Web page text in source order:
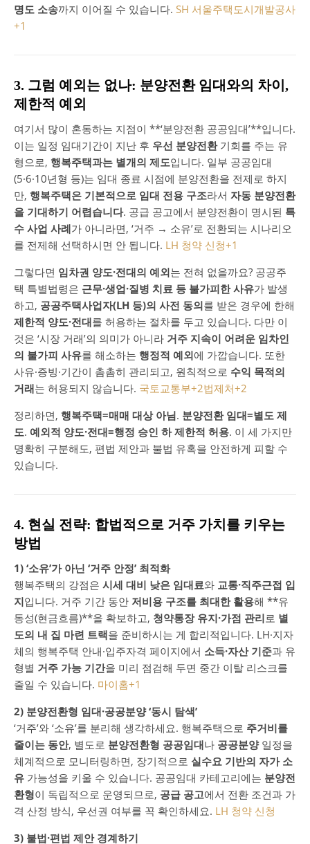
명도 소송까지 이어질 수 있습니다. SH 서울주택도시개발공사
+1
3. 그럼 예외는 없나: 분양전환 임대와의 차이,
제한적 예외
여기서 많이 혼동하는 지점이 **‘분양전환 공공임대’**입니다.
이는 일정 임대기간이 지난 후 우선 분양전환기회를 주는 유
형으로, 행복주택과는 별개의 제도입니다. 일부 공공임대
(5·6·10년형 등)는 임대 종료 시점에 분양전환을 전제로 하지
만, 행복주택은 기본적으로 임대 전용 구조라서 자동 분양전환
을 기대하기 어렵습니다. 공급 공고에서 분양전환이 명시된 특
수 사업 사례가 아니라면, ‘거주 → 소유’로 전환되는 시나리오
를 전제해 선택하시면 안 됩니다. LH 청약 신청+1
그렇다면 임차권 양도·전대의 예외는 전혀 없을까요? 공공주
택 특별법령은 근무·생업·질병 치료 등 불가피한 사유가 발생
하고, 공공주택사업자(LH 등)의 사전 동의를 받은 경우에 한해
제한적 양도·전대를 허용하는 절차를 두고 있습니다. 다만 이
것은 ‘시장 거래’의 의미가 아니라 거주 지속이 어려운 임차인
의 불가피 사유를 해소하는 행정적 예외에 가깝습니다. 또한
사유·증빙·기간이 촘촘히 관리되고, 원칙적으로 수익 목적의
거래는 허용되지 않습니다. 국토교통부+2법제처+2
정리하면, 행복주택=매매 대상 아님. 분양전환 임대=별도 제
도. 예외적 양도·전대=행정 승인 하 제한적 허용. 이 세 가지만
명확히 구분해도, 편법 제안과 불법 유혹을 안전하게 피할 수
있습니다.
4. 현실 전략: 합법적으로 거주 가치를 키우는
방법
1) ‘소유’가 아닌 ‘거주 안정’ 최적화
행복주택의 강점은 시세 대비 낮은 임대료와 교통·직주근접 입
지입니다. 거주 기간 동안 저비용 구조를 최대한 활용해 **유
동성(현금흐름)**을 확보하고, 청약통장 유지·가점 관리로 별
도의 내 집 마련 트랙을 준비하시는 게 합리적입니다. LH·지자
체의 행복주택 안내·입주자격 페이지에서 소득·자산 기준과 유
형별 거주 가능 기간을 미리 점검해 두면 중간 이탈 리스크를
줄일 수 있습니다. 마이홈+1
2) 분양전환형 임대·공공분양 ‘동시 탐색’
‘거주’와 ‘소유’를 분리해 생각하세요. 행복주택으로 주거비를
줄이는 동안, 별도로 분양전환형 공공임대나 공공분양일정을
체계적으로 모니터링하면, 장기적으로 실수요 기반의 자가 소
유 가능성을 키울 수 있습니다. 공공임대 카테고리에는 분양전
환형이 독립적으로 운영되므로, 공급 공고에서 전환 조건과 가
격 산정 방식, 우선권 여부를 꼭 확인하세요. LH 청약 신청
3) 불법·편법 제안 경계하기